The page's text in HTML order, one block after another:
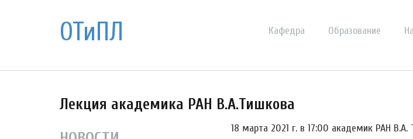
ОТиПЛ Кафедра Образование
Лекция академика РАН В.А.Тишкова
18 марта 2021 г. в 17:00 академик РАН В.А.